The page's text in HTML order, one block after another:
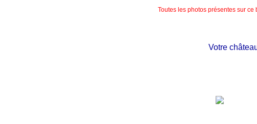
Toutes les photos présentes sur
Votre